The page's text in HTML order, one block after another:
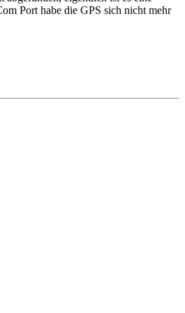
Port habe die GPS sich nicht mehr